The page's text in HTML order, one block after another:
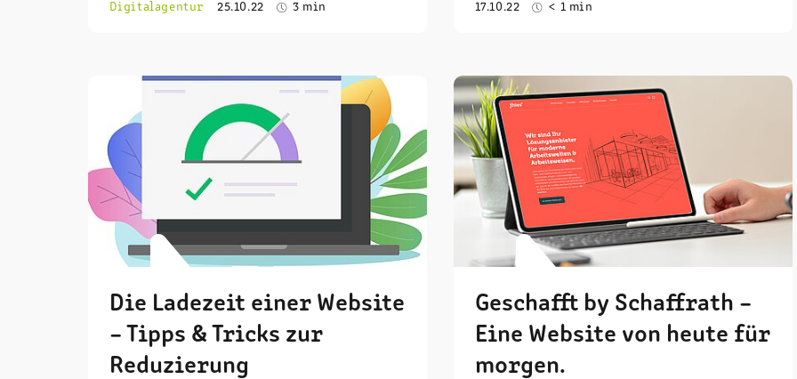
Digitalagentur 25.10.22 3 min 17.10.22 < 1 min
Die Ladezeit einer Website
– Tipps & Tricks zur
Reduzierung
Geschafft by Schaffrath –
Eine Website von heute für
morgen.